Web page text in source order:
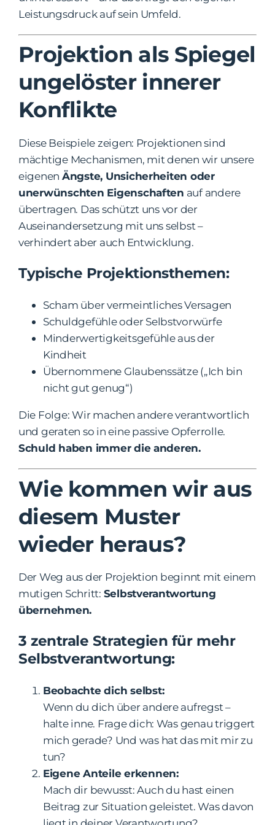
Leistungsdruck auf sein Umfeld.
Projektion als Spiegel
ungelöster innerer
Konflikte
Diese Beispiele zeigen: Projektionen sind
mächtige Mechanismen, mit denen wir unsere
eigenen Ängste, Unsicherheiten oder
unerwünschten Eigenschaften auf andere
übertragen. Das schützt uns vor der
Auseinandersetzung mit uns selbst –
verhindert aber auch Entwicklung.
Typische Projektionsthemen:
Scham über vermeintliches Versagen
Schuldgefühle oder Selbstvorwürfe
Minderwertigkeitsgefühle aus der
Kindheit
Übernommene Glaubenssätze („Ich bin
nicht gut genug“)
Die Folge: Wir machen andere verantwortlich
und geraten so in eine passive Opferrolle.
Schuld haben immer die anderen.
Wie kommen wir aus
diesem Muster
wieder heraus?
Der Weg aus der Projektion beginnt mit einem
mutigen Schritt: Selbstverantwortung
übernehmen.
3 zentrale Strategien für mehr
Selbstverantwortung:
Beobachte dich selbst:
Wenn du dich über andere aufregst –
halte inne. Frage dich: Was genau triggert
mich gerade? Und was hat das mit mir zu
tun?
Eigene Anteile erkennen:
Mach dir bewusst: Auch du hast einen
Beitrag zur Situation geleistet. Was davon